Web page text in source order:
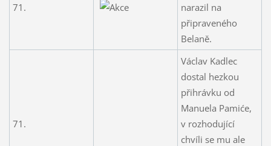
71.
narazil na
připraveného
Belaně.
71.
Václav Kadlec
dostal hezkou
přihrávku od
Manuela Pamiće,
v rozhodující
chvíli se mu ale